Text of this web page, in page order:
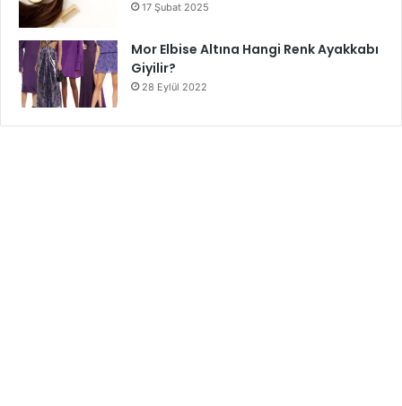
17 Şubat 2025
Mor Elbise Altına Hangi Renk Ayakkabı
Giyilir?
28 Eylül 2022